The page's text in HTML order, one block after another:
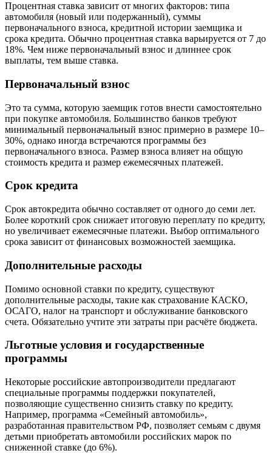
Процентная ставка зависит от многих факторов: типа
автомобиля (новый или подержанный), суммы
первоначального взноса, кредитной истории заемщика и
срока кредита. Обычно процентная ставка варьируется от 7 до
18%. Чем ниже первоначальный взнос и длиннее срок
выплаты, тем выше ставка.
Первоначальный взнос
Это та сумма, которую заемщик готов внести самостоятельно
при покупке автомобиля. Большинство банков требуют
минимальный первоначальный взнос примерно в размере 10–
30%, однако иногда встречаются программы без
первоначального взноса. Размер взноса влияет на общую
стоимость кредита и размер ежемесячных платежей.
Срок кредита
Срок автокредита обычно составляет от одного до семи лет.
Более короткий срок снижает итоговую переплату по кредиту,
но увеличивает ежемесячные платежи. Выбор оптимального
срока зависит от финансовых возможностей заемщика.
Дополнительные расходы
Помимо основной ставки по кредиту, существуют
дополнительные расходы, такие как страхование КАСКО,
ОСАГО, налог на транспорт и обслуживание банковского
счета. Обязательно учтите эти затраты при расчёте бюджета.
Льготные условия и государственные
программы
Некоторые российские автопроизводители предлагают
специальные программы поддержки покупателей,
позволяющие существенно снизить ставку по кредиту.
Например, программа «Семейный автомобиль»,
разработанная правительством РФ, позволяет семьям с двумя
детьми приобретать автомобили российских марок по
сниженной ставке (до 6%).